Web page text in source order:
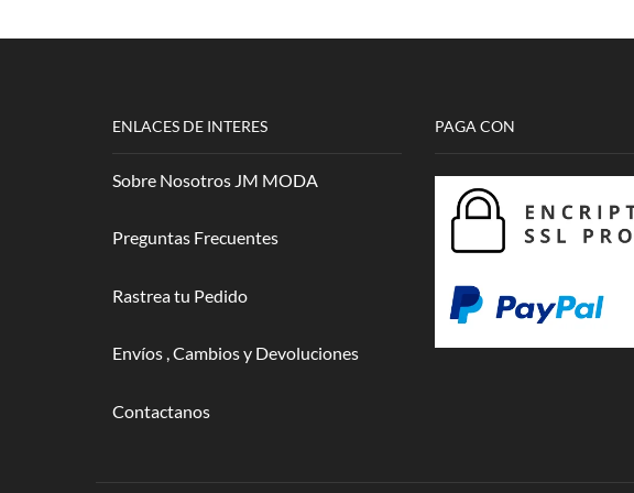
ENLACES DE INTERES
Sobre Nosotros JM MODA
Preguntas Frecuentes
Rastrea tu Pedido
Envíos , Cambios y Devoluciones
Contactanos
PAGA CON